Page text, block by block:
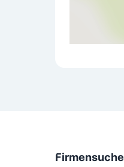
Firmensuche